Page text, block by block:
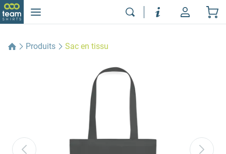
Produits Sac en tissu